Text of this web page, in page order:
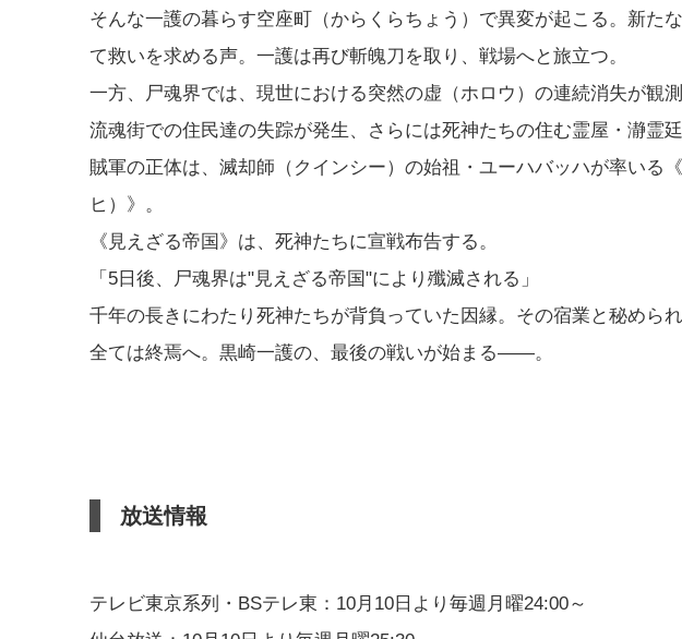
そんな一護の暮らす空座町（からくらちょう）で異変が起こる。新た
て救いを求める声。一護は再び斬魄刀を取り、戦場へと旅立つ。
一方、尸魂界では、現世における突然の虚（ホロウ）の連続消失が観
流魂街での住民達の失踪が発生、さらには死神たちの住む霊屋・瀞霊
賊軍の正体は、滅却師（クインシー）の始祖・ユーハバッハが率いる
ヒ）》。
《見えざる帝国》は、死神たちに宣戦布告する。
「5日後、尸魂界は"見えざる帝国"により殲滅される」
千年の長きにわたり死神たちが背負っていた因縁。その宿業と秘めら
全ては終焉へ。黒崎一護の、最後の戦いが始まる――。
放送情報
テレビ東京系列・BSテレ東：10月10日より毎週月曜24:00～